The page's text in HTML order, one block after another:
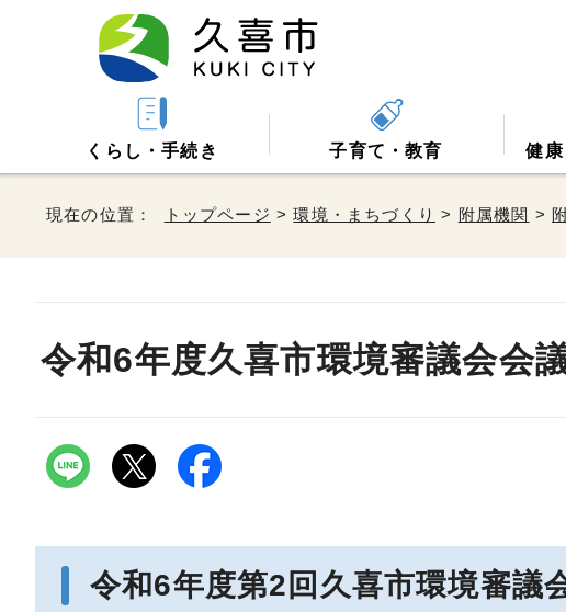
くらし・手続き 子育て・教育 健
現在の位置： トップページ >環境・まちづくり > 附属機関 >
令和6年度久喜市環境審議会会
令和6年度第2回久喜市環境審議